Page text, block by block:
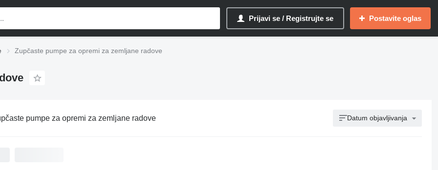
Prijavi se / Registrujte se Postavite oglas
Zupčaste pumpe za opremi za zemljane radove
pumpe za opremi za zemljane radove Datum objavljivanja